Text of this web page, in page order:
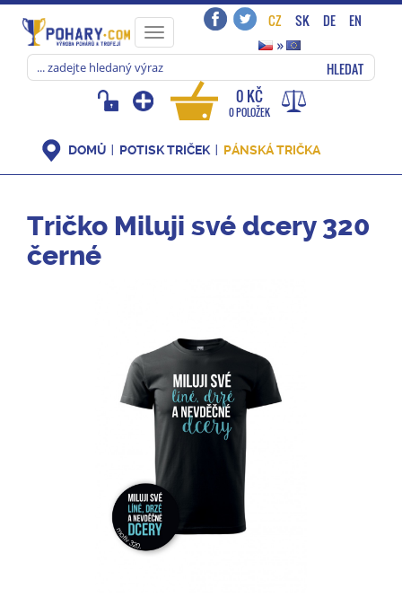
Toggle
navigation
CZ SK DE
EN
»
HLEDAT
0 KČ
0 POLOŽEK
DOMŮ POTISK TRIČEK PÁNSKÁ TRIČKA
Tričko Miluji své dcery 320
černé